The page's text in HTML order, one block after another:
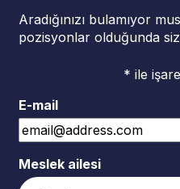
Aradığınızı bulamıyor
pozisyonlar olduğunda
* ile
E-mail
Meslek ailesi